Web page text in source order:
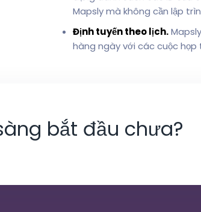
Mapsly mà không cần lập
Định tuyến theo lịch.
hàng ngày với các cuộc
bắt đầu chưa?